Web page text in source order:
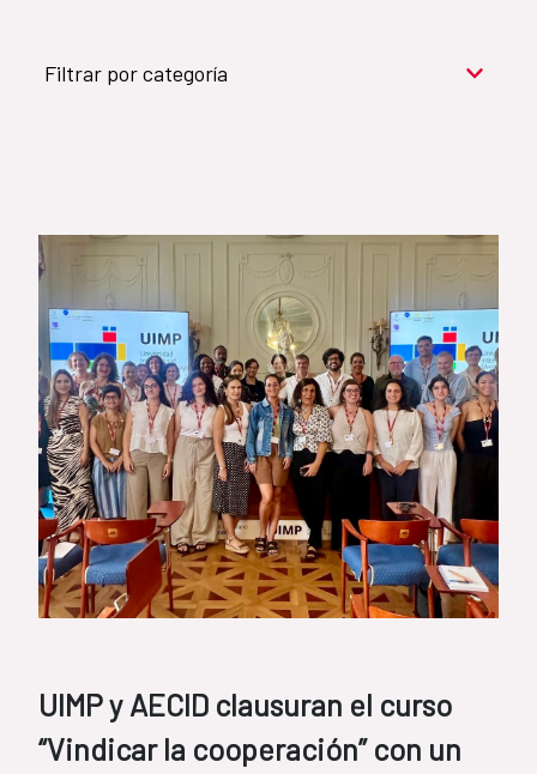
Filtrar por categoría
Objetivos de Desarrollo Sostenible (524)
Género (500)
AMÉRICA LATINA Y CARIBE (490)
España (486)
Agua y saneamiento (333)
Salud (265)
Educación (225)
UIMP y AECID clausuran el curso
“Vindicar la cooperación” con un